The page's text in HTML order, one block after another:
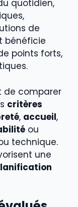
quotidien,
de
bénéficie
points forts,
de comparer
critères
, accueil,
ou
technique.
une